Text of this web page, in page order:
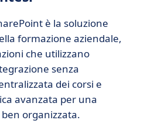
è la soluzione
formazione aziendale,
che utilizzano
senza
dei corsi e
avanzata per una
organizzata.